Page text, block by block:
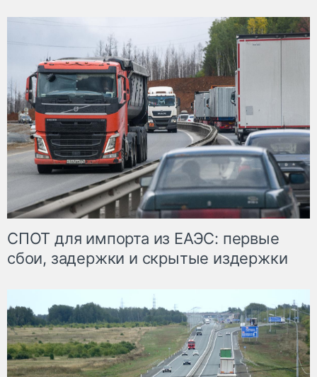
СПОТ для импорта из ЕАЭС: первые
сбои, задержки и скрытые издержки